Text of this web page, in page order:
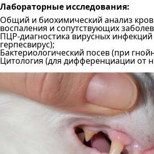
Лабораторные исследования:
Общий и биохимический анализ
воспаления и сопутствующих
ПЦР-диагностика вирусных
герпесвирус);
Бактериологический посев (при
Цитология (для дифференциации от